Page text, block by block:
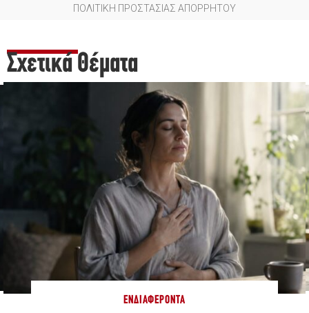
ΠΟΛΙΤΙΚΗ ΠΡΟΣΤΑΣΙΑΣ ΑΠΟΡΡΗΤΟΥ
Σχετικά Θέματα
ΕΝΔΙΑΦΈΡΟΝΤΑ